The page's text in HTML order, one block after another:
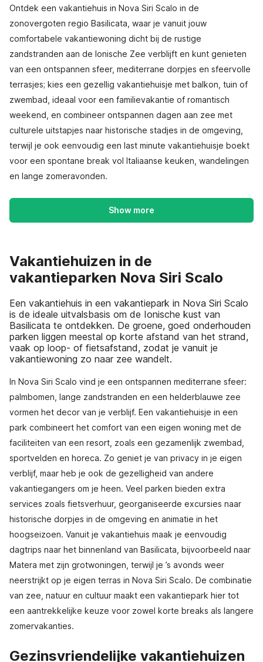
Ontdek een vakantiehuis in Nova Siri Scalo in de
zonovergoten regio Basilicata, waar je vanuit jouw
comfortabele vakantiewoning dicht bij de rustige
zandstranden aan de Ionische Zee verblijft en kunt genieten
van een ontspannen sfeer, mediterrane dorpjes en sfeervolle
terrasjes; kies een gezellig vakantiehuisje met balkon, tuin of
zwembad, ideaal voor een familievakantie of romantisch
weekend, en combineer ontspannen dagen aan zee met
culturele uitstapjes naar historische stadjes in de omgeving,
terwijl je ook eenvoudig een last minute vakantiehuisje boekt
voor een spontane break vol Italiaanse keuken, wandelingen
en lange zomeravonden.
Show more
Vakantiehuizen in de
vakantieparken Nova Siri Scalo
Een vakantiehuis in een vakantiepark in Nova Siri Scalo
is de ideale uitvalsbasis om de Ionische kust van
Basilicata te ontdekken. De groene, goed onderhouden
parken liggen meestal op korte afstand van het strand,
vaak op loop- of fietsafstand, zodat je vanuit je
vakantiewoning zo naar zee wandelt.
In Nova Siri Scalo vind je een ontspannen mediterrane sfeer:
palmbomen, lange zandstranden en een helderblauwe zee
vormen het decor van je verblijf. Een vakantiehuisje in een
park combineert het comfort van een eigen woning met de
faciliteiten van een resort, zoals een gezamenlijk zwembad,
sportvelden en horeca. Zo geniet je van privacy in je eigen
verblijf, maar heb je ook de gezelligheid van andere
vakantiegangers om je heen. Veel parken bieden extra
services zoals fietsverhuur, georganiseerde excursies naar
historische dorpjes in de omgeving en animatie in het
hoogseizoen. Vanuit je vakantiehuis maak je eenvoudig
dagtrips naar het binnenland van Basilicata, bijvoorbeeld naar
Matera met zijn grotwoningen, terwijl je ’s avonds weer
neerstrijkt op je eigen terras in Nova Siri Scalo. De combinatie
van zee, natuur en cultuur maakt een vakantiepark hier tot
een aantrekkelijke keuze voor zowel korte breaks als langere
zomervakanties.
Gezinsvriendelijke vakantiehuizen